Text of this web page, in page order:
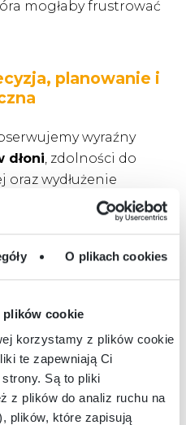
O plikach cookies
plików cookie
korzystamy z plików cookie:
te zapewniają Ci
strony. Są to pliki
z plików do analiz ruchu na
plików, które zapisują
mogłaby frustrować
planowanie i
wyraźny
dłoni, zdolności do
wydłużenie
ruchy palców,
bardziej zróżnicowany
manipuluje),
wzrokowo-ruchową,
czynności
precyzji.